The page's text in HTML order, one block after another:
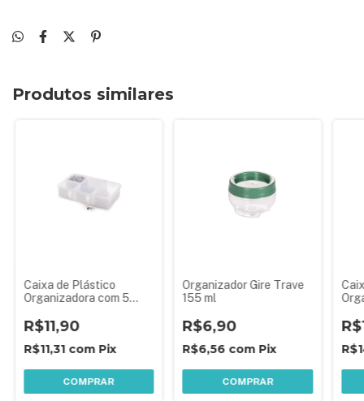
Produtos similares
Caixa de Plástico
Organizadora com 5
Trava e Tampa Fixa
R$11,90
R$11,31 com Pix
COMPRAR
Organizador Gire Trave
155 ml
R$6,90
R$6,56 com Pix
COMPRAR